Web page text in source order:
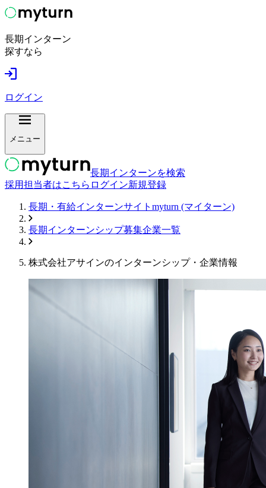
長期インターン
探すなら
ログイン
メニュー
長期インターンを検索
採用担当者はこちら ログイン新規登録
長期・有給インターンサイトmyturn (マイターン)
長期インターンシップ募集企業一覧
株式会社アサインのインターンシップ・企業情報